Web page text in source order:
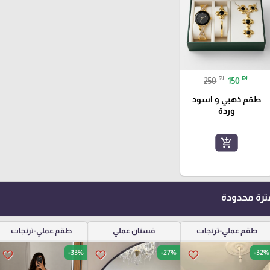
250 ₪ 150 ₪
طقم ذهبي و اسود
وردة
add_shopping_cart
محدودة
طقم عملي-ترنجات
favorite_border -32%
فستان عملي
favorite_border -27%
طقم عملي-ترنجات
favorite_border -33%